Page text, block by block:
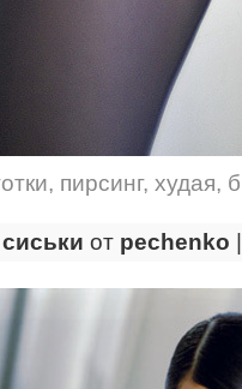
, пирсинг, худая,
сиськи от pechenko